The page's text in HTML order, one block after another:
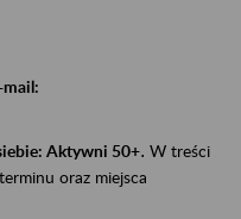
mail:
Aktywni 50+. W treści
oraz miejsca